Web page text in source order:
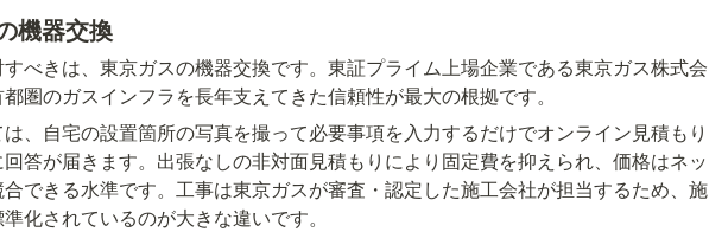
機器交換
べきは、東京ガスの機器交換です。東証プライム上場企業である東京ガス株式会
圏のガスインフラを長年支えてきた信頼性が最大の根拠です。
、自宅の設置箇所の写真を撮って必要事項を入力するだけでオンライン見積もり
答が届きます。出張なしの非対面見積もりにより固定費を抑えられ、価格はネッ
合できる水準です。工事は東京ガスが審査・認定した施工会社が担当するため、施
化されているのが大きな違いです。